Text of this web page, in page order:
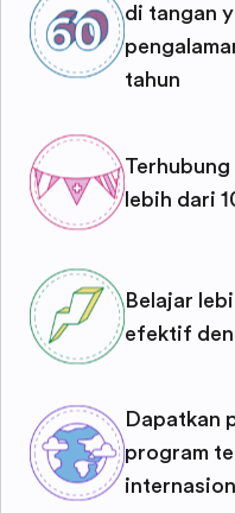
di tangan
tahun
lebih dari
Belajar
efektif
Dapatkan
program